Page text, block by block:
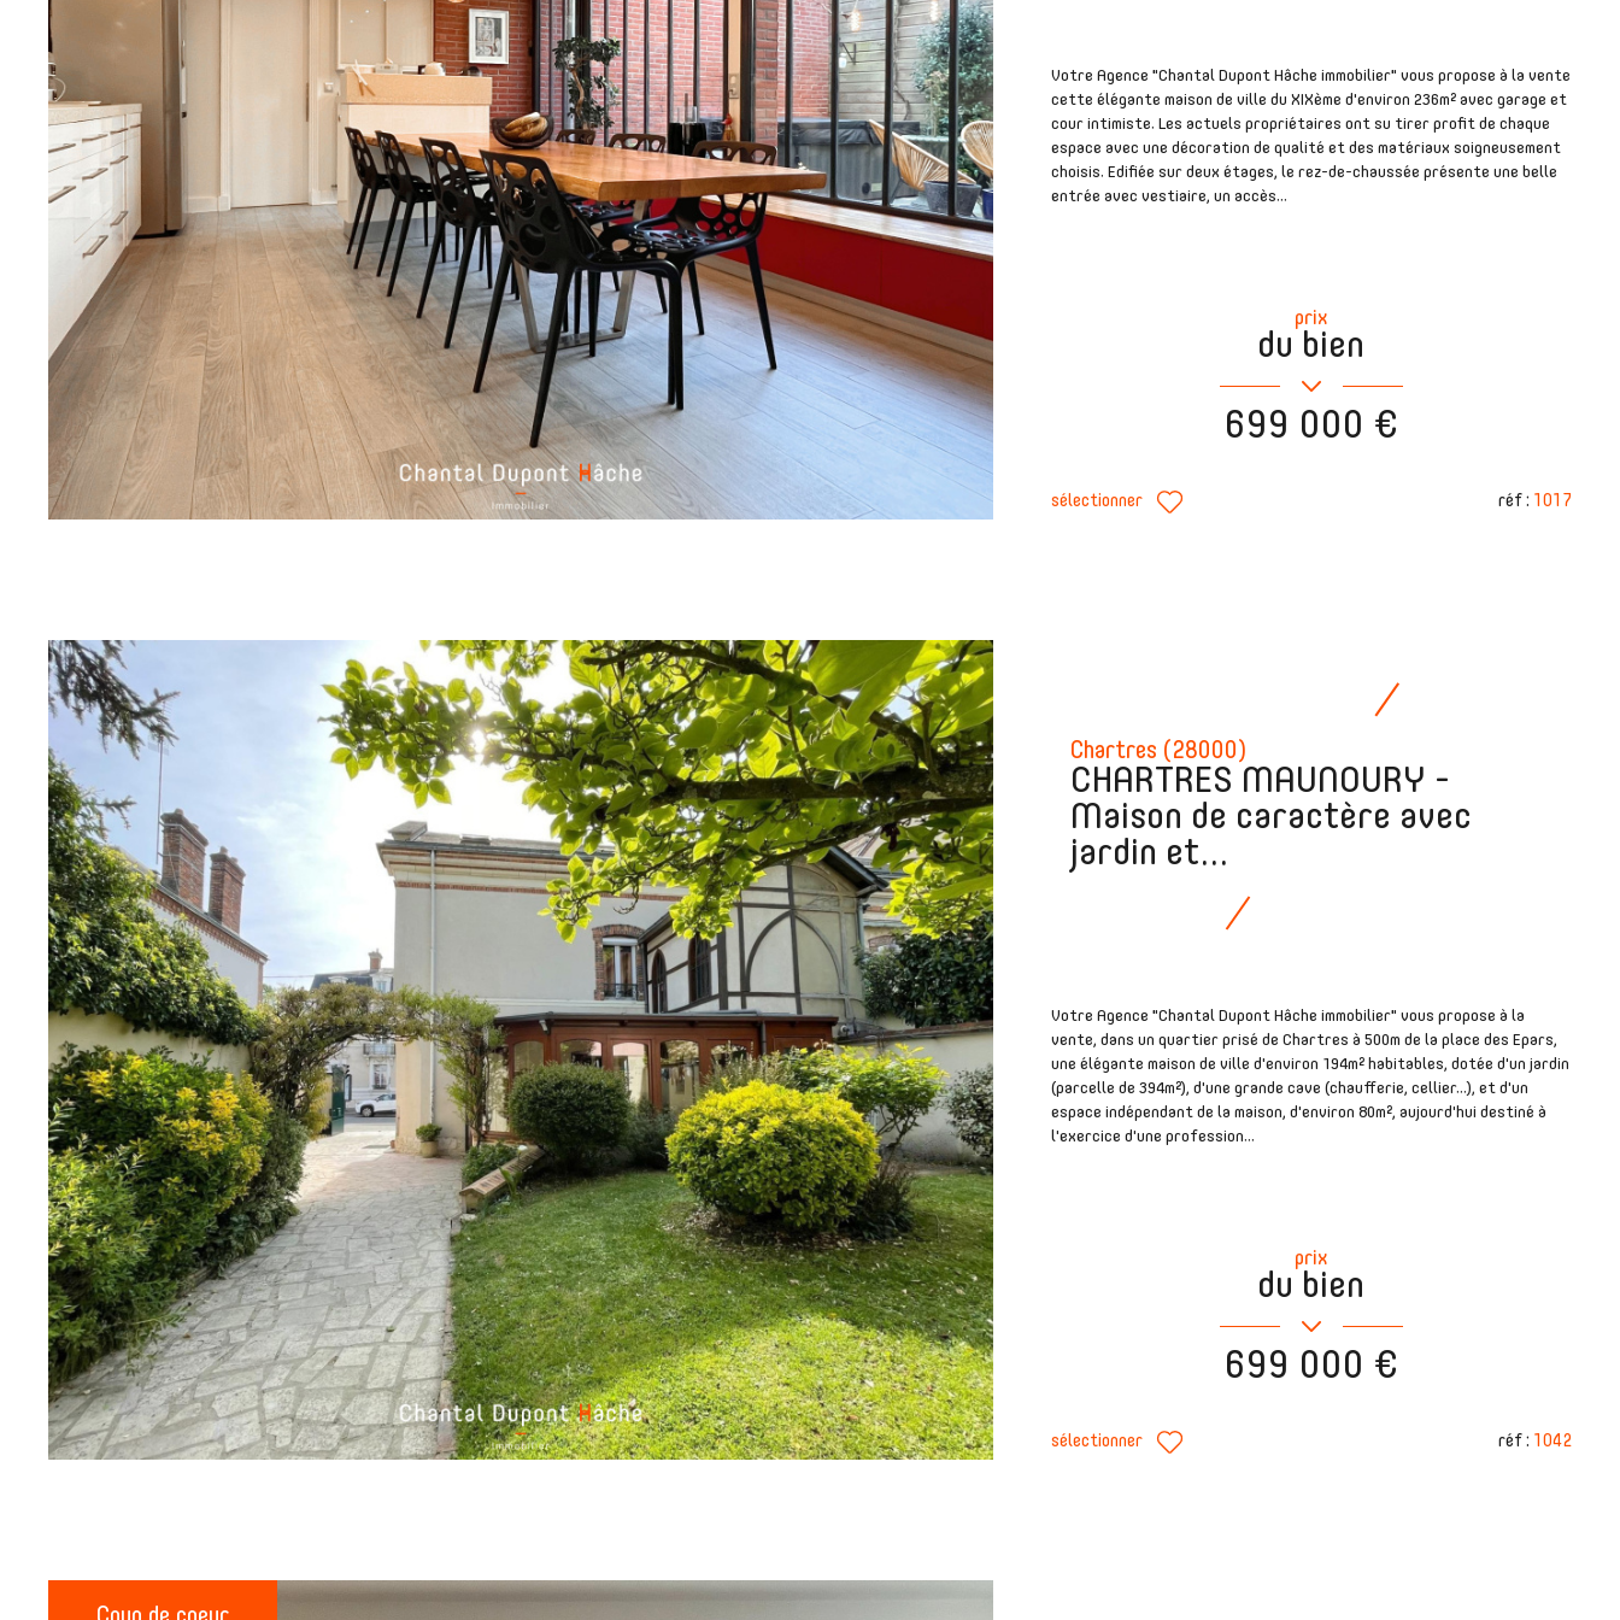
Votre Agence "Chantal Dupont Hâche immobilier" vous propose à la vente
cette élégante maison de ville du XIXème d'environ 236m² avec garage et
cour intimiste. Les actuels propriétaires ont su tirer profit de chaque
espace avec une décoration de qualité et des matériaux soigneusement
choisis. Edifiée sur deux étages, le rez-de-chaussée présente une belle
entrée avec vestiaire, un accès...
prix
du bien
699 000 €
sélectionner réf : 1017
sur ce bien
Chartres (28000)
CHARTRES MAUNOURY -
Maison de caractère avec
jardin et...
Votre Agence "Chantal Dupont Hâche immobilier" vous propose à la
vente, dans un quartier prisé de Chartres à 500m de la place des Epars,
une élégante maison de ville d'environ 194m² habitables, dotée d'un jardin
(parcelle de 394m²), d'une grande cave (chaufferie, cellier...), et d'un
espace indépendant de la maison, d'environ 80m², aujourd'hui destiné à
l'exercice d'une profession...
prix
du bien
699 000 €
sélectionner réf : 1042
sur ce bien